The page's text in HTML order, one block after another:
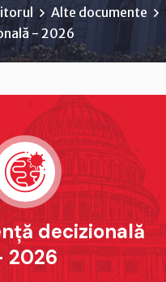
Alte documente
- 2026
decizională
2026